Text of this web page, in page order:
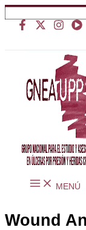
Ir
al
contenido
Buscar
…
MENÚ
Wound